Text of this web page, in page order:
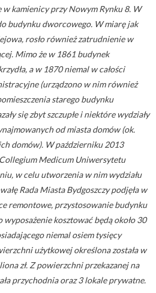
w kamienicy przy Nowym Rynku 8. W
budynku dworcowego. W miarę jak
rosło również zatrudnienie w
Mimo że w 1861 budynek
a w 1870 niemal w całości
(urządzono w nim również
starego budynku
się zbyt szczupłe i niektóre wydziały
od miasta domów (ok.
domów). W październiku 2013
Medicum Uniwersytetu
w celu utworzenia w nim wydziału
Rada Miasta Bydgoszczy podjęła w
remontowe, przystosowanie budynku
kosztować będą około 30
niemal osiem tysięcy
użytkowej określona została w
zł. Z powierzchni przekazanej na
przychodnia oraz 3 lokale prywatne.